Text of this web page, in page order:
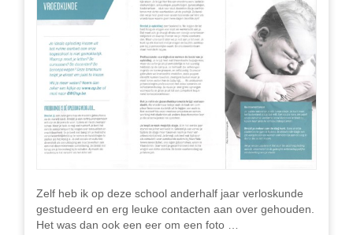
Zelf heb ik op deze school anderhalf jaar verloskunde
gestudeerd en erg leuke contacten aan over gehouden.
Het was dan ook een eer om een foto …